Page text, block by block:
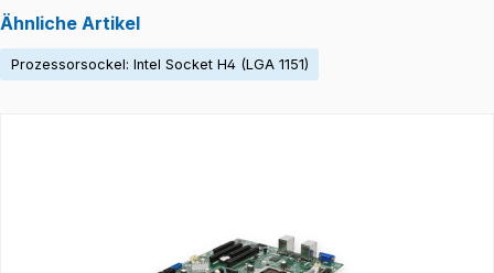
Ähnliche Artikel
Prozessorsockel: Intel Socket H4 (LGA 1151)